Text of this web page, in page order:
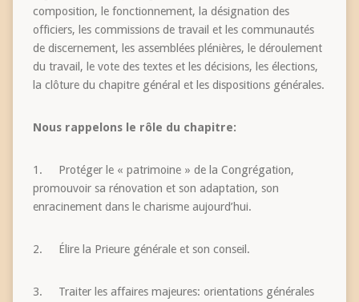
composition, le fonctionnement, la désignation des
officiers, les commissions de travail et les communautés
de discernement, les assemblées plénières, le déroulement
du travail, le vote des textes et les décisions, les élections,
la clôture du chapitre général et les dispositions générales.
Nous rappelons le rôle du chapitre:
1. Protéger le « patrimoine » de la Congrégation,
promouvoir sa rénovation et son adaptation, son
enracinement dans le charisme aujourd’hui.
2. Élire la Prieure générale et son conseil.
3. Traiter les affaires majeures: orientations générales